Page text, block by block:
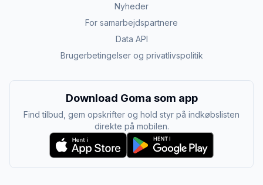
Nyheder
For samarbejdspartnere
Data API
Brugerbetingelser og privatlivspolitik
Download Goma som app
Find tilbud, gem opskrifter og hold styr på indkøbslisten
direkte på mobilen.